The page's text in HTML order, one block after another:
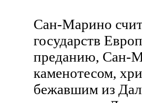
Сан-Марино
государств
преданию, Сан-
каменотесом,
бежавшим из